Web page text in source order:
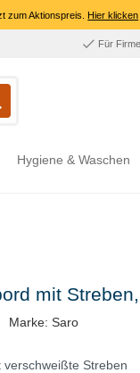
zum Aktionspreis.Hier klicken
Für
Hygiene & Waschen
mit
Marke: Saro
Streben